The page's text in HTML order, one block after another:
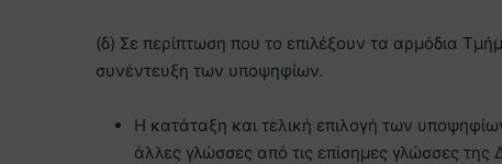
(δ) Σε περίπτωση που το επιλέξουν τα αρμόδια
συνέντευξη των υποψηφίων.
Η κατάταξη και τελική επιλογή των
άλλες γλώσσες από τις επίσημες γλώσσες της